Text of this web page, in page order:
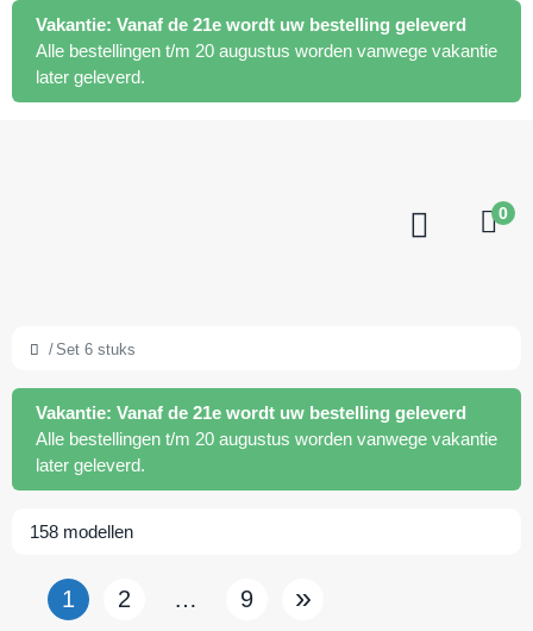
Vakantie: Vanaf de 21e wordt uw bestelling geleverd
Alle bestellingen t/m 20 augustus worden vanwege vakantie
later geleverd.
0
Set 6 stuks
Vakantie: Vanaf de 21e wordt uw bestelling geleverd
Alle bestellingen t/m 20 augustus worden vanwege vakantie
later geleverd.
158 modellen
1 2 … 9 »